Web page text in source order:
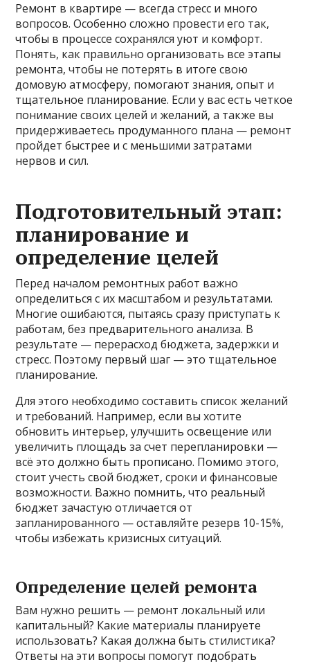
Ремонт в квартире — всегда стресс и много
вопросов. Особенно сложно провести его так,
чтобы в процессе сохранялся уют и комфорт.
Понять, как правильно организовать все этапы
ремонта, чтобы не потерять в итоге свою
домовую атмосферу, помогают знания, опыт и
тщательное планирование. Если у вас есть четкое
понимание своих целей и желаний, а также вы
придерживаетесь продуманного плана — ремонт
пройдет быстрее и с меньшими затратами
нервов и сил.
Подготовительный этап:
планирование и
определение целей
Перед началом ремонтных работ важно
определиться с их масштабом и результатами.
Многие ошибаются, пытаясь сразу приступать к
работам, без предварительного анализа. В
результате — перерасход бюджета, задержки и
стресс. Поэтому первый шаг — это тщательное
планирование.
Для этого необходимо составить список желаний
и требований. Например, если вы хотите
обновить интерьер, улучшить освещение или
увеличить площадь за счет перепланировки —
всё это должно быть прописано. Помимо этого,
стоит учесть свой бюджет, сроки и финансовые
возможности. Важно помнить, что реальный
бюджет зачастую отличается от
запланированного — оставляйте резерв 10-15%,
чтобы избежать кризисных ситуаций.
Определение целей ремонта
Вам нужно решить — ремонт локальный или
капитальный? Какие материалы планируете
использовать? Какая должна быть стилистика?
Ответы на эти вопросы помогут подобрать